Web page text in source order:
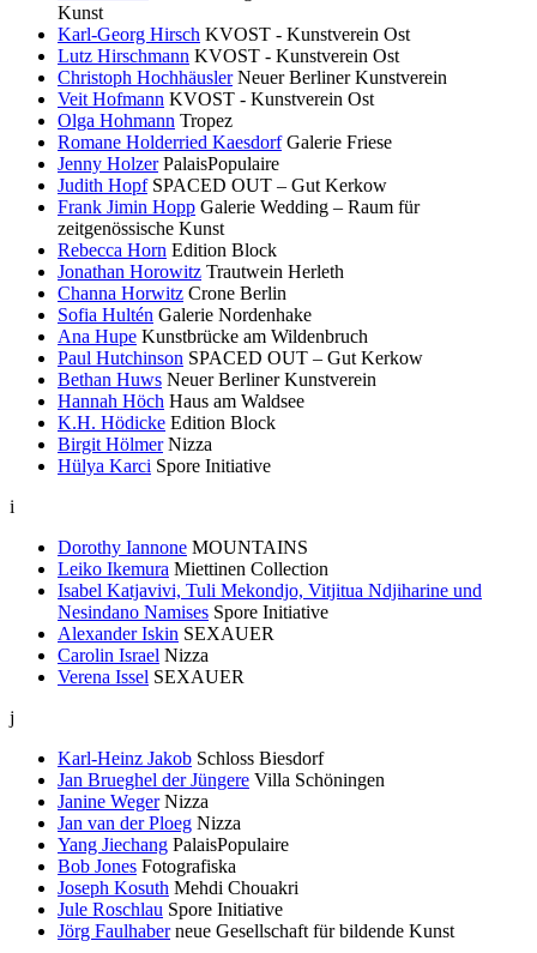
Kunst
Karl-Georg Hirsch KVOST - Kunstverein Ost
Lutz Hirschmann KVOST - Kunstverein Ost
Christoph Hochhäusler Neuer Berliner Kunstverein
Veit Hofmann KVOST - Kunstverein Ost
Olga Hohmann Tropez
Romane Holderried Kaesdorf Galerie Friese
Jenny Holzer PalaisPopulaire
Judith Hopf SPACED OUT – Gut Kerkow
Frank Jimin Hopp Galerie Wedding – Raum für
zeitgenössische Kunst
Rebecca Horn Edition Block
Jonathan Horowitz Trautwein Herleth
Channa Horwitz Crone Berlin
Sofia Hultén Galerie Nordenhake
Ana Hupe Kunstbrücke am Wildenbruch
Paul Hutchinson SPACED OUT – Gut Kerkow
Bethan Huws Neuer Berliner Kunstverein
Hannah Höch Haus am Waldsee
K.H. Hödicke Edition Block
Birgit Hölmer Nizza
Hülya Karci Spore Initiative
i
Dorothy Iannone MOUNTAINS
Leiko Ikemura Miettinen Collection
Isabel Katjavivi, Tuli Mekondjo, Vitjitua Ndjiharine und
Nesindano Namises Spore Initiative
Alexander Iskin SEXAUER
Carolin Israel Nizza
Verena Issel SEXAUER
j
Karl-Heinz Jakob Schloss Biesdorf
Jan Brueghel der Jüngere Villa Schöningen
Janine Weger Nizza
Jan van der Ploeg Nizza
Yang Jiechang PalaisPopulaire
Bob Jones Fotografiska
Joseph Kosuth Mehdi Chouakri
Jule Roschlau Spore Initiative
Jörg Faulhaber neue Gesellschaft für bildende Kunst